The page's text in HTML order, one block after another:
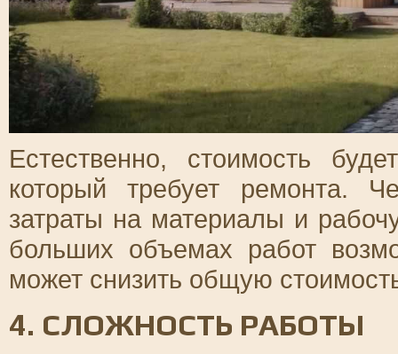
Естественно, стоимость
который требует
затраты на материалы и
больших объемах работ
может снизить общую
4. СЛОЖНОСТЬ РАБОТЫ